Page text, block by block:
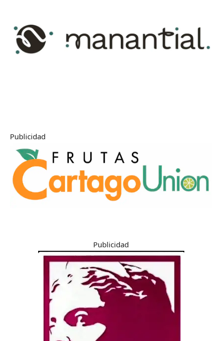
Publicidad
Publicidad